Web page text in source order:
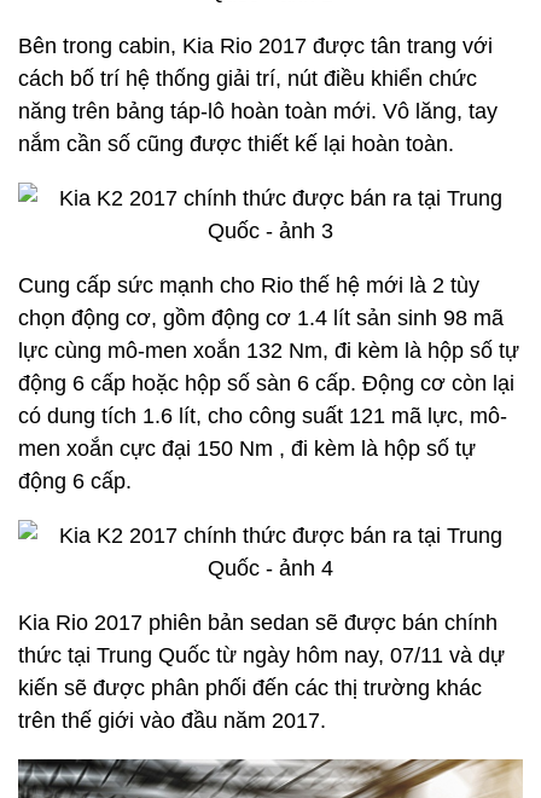
Bên trong cabin, Kia Rio 2017 được tân trang với
cách bố trí hệ thống giải trí, nút điều khiển chức
năng trên bảng táp-lô hoàn toàn mới. Vô lăng, tay
nắm cần số cũng được thiết kế lại hoàn toàn.
Cung cấp sức mạnh cho Rio thế hệ mới là 2 tùy
chọn động cơ, gồm động cơ 1.4 lít sản sinh 98 mã
lực cùng mô-men xoắn 132 Nm, đi kèm là hộp số tự
động 6 cấp hoặc hộp số sàn 6 cấp. Động cơ còn lại
có dung tích 1.6 lít, cho công suất 121 mã lực, mô-
men xoắn cực đại 150 Nm , đi kèm là hộp số tự
động 6 cấp.
Kia Rio 2017 phiên bản sedan sẽ được bán chính
thức tại Trung Quốc từ ngày hôm nay, 07/11 và dự
kiến sẽ được phân phối đến các thị trường khác
trên thế giới vào đầu năm 2017.